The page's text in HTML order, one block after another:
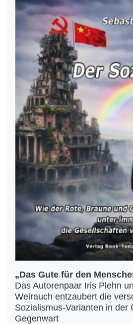
„Das Gute für den
Das Autorenpaar Iris Plehn
Weirauch entzaubert die
Sozialismus-Varianten in der
Gegenwart